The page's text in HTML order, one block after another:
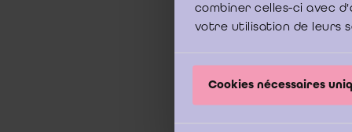
combiner celles-ci avec
votre utilisation de leurs
Cookies nécessaires